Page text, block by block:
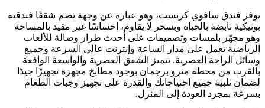
يوفر فندق سافوي كريست، وهو عبارة عن وجهة تضم شققًا فندقية
بوتيكية نابضة بالحياة وبسحر لا يقاوم، إحساسًا غير مقيد بالمساحة
وهو مجهّز بلمسات وتصميمات على أحدث طراز وصالة للألعاب
الرياضية تعمل على مدار الساعة وإنترنت عالي السرعة وجميع
وسائل الراحة العصرية. تتميز الشقق العصرية والواسعة الواقعة
بالقرب من محطة مترو برجمان بوجود مطابخ مجهزة تجهيزًا جيدًا
لضمان تلبية جميع احتياجاتك والقدرة على تجهيز وجبات الطعام
بسرعة بمجرد العودة إلى المنزل.